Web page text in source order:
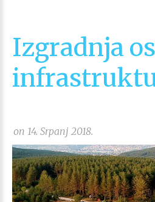
Izgradnja
on 14. Srpanj 2018.